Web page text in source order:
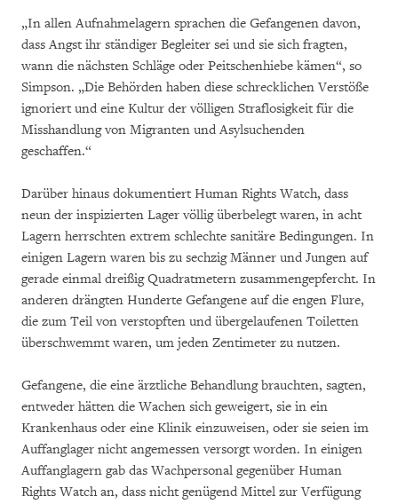
„In allen Aufnahmelagern sprachen die Gefangenen davon,
dass Angst ihr ständiger Begleiter sei und sie sich fragten,
wann die nächsten Schläge oder Peitschenhiebe kämen“, so
Simpson. „Die Behörden haben diese schrecklichen Verstöße
ignoriert und eine Kultur der völligen Straflosigkeit für die
Misshandlung von Migranten und Asylsuchenden
geschaffen.“
Darüber hinaus dokumentiert Human Rights Watch, dass
neun der inspizierten Lager völlig überbelegt waren, in acht
Lagern herrschten extrem schlechte sanitäre Bedingungen. In
einigen Lagern waren bis zu sechzig Männer und Jungen auf
gerade einmal dreißig Quadratmetern zusammengepfercht. In
anderen drängten Hunderte Gefangene auf die engen Flure,
die zum Teil von verstopften und übergelaufenen Toiletten
überschwemmt waren, um jeden Zentimeter zu nutzen.
Gefangene, die eine ärztliche Behandlung brauchten, sagten,
entweder hätten die Wachen sich geweigert, sie in ein
Krankenhaus oder eine Klinik einzuweisen, oder sie seien im
Auffanglager nicht angemessen versorgt worden. In einigen
Auffanglagern gab das Wachpersonal gegenüber Human
Rights Watch an, dass nicht genügend Mittel zur Verfügung